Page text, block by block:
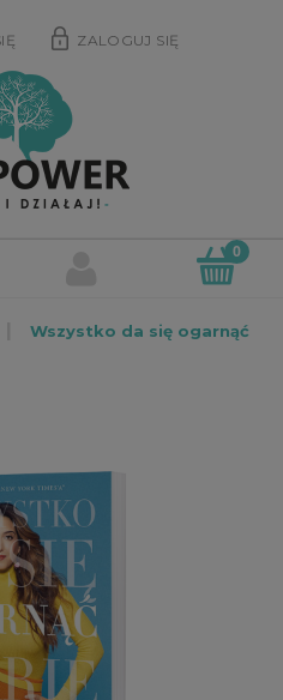
ZALOGUJ SIĘ
Wszystko da się ogarnąć